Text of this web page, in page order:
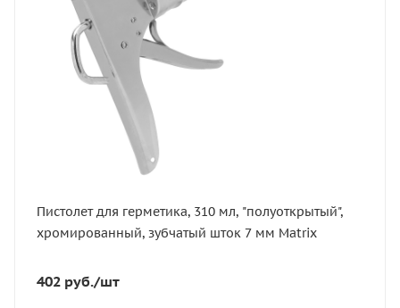
Пистолет для герметика, 310 мл, "полуоткрытый",
хромированный, зубчатый шток 7 мм Matrix
402 руб./шт